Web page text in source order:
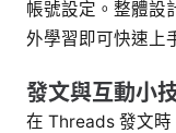
帳號設定。整體設
外學習即可快速上
發文與互動小
在 Threads 發文